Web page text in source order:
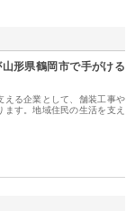
形県鶴岡市で手がける
える企業として、舗装工事や
す。地域住民の生活を支え